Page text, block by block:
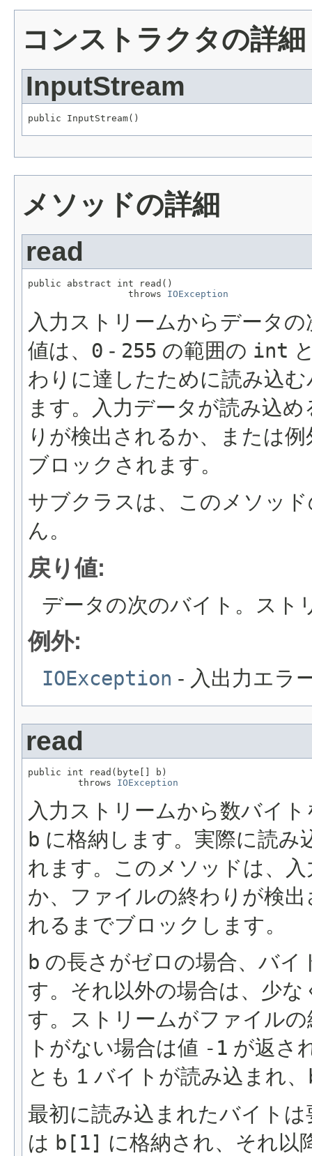
コンストラクタの詳細
InputStream
public InputStream()
メソッドの詳細
read
public abstract int read()
                  throws
IOException
入力ストリームからデータ
値は、 0 - 255 の範囲の int
わりに達したために読み込
ます。入力データが読み込
りが検出されるか、または
ブロックされます。
サブクラスは、このメソッ
ん。
戻り値:
データの次のバイト。スト
例外:
IOException - 入出力エラ
read
public int read(byte[] b)
         throws
IOException
入力ストリームから数バイ
b に格納します。実際に読
れます。このメソッドは、
か、ファイルの終わりが検
れるまでブロックします。
b の長さがゼロの場合、バイ
す。それ以外の場合は、少
す。ストリームがファイル
トがない場合は値 -1 が返さ
とも 1 バイトが読み込まれ、
最初に読み込まれたバイト
は b[1] に格納され、それ以